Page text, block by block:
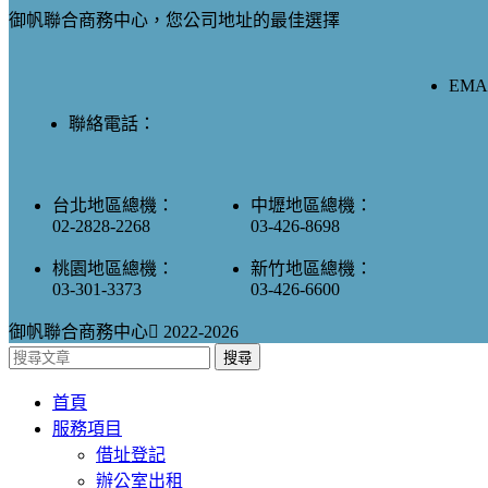
御帆聯合商務中心，您公司地址的最佳選擇
聯絡電話：
台北地區總機：
02-2828-2268
桃園地區總機：
03-301-3373
中壢地區總機：
03-426-8698
新竹地區總機：
03-426-6600
御帆聯合商務中心 2022-2026
搜尋
首頁
服務項目
借址登記
辦公室出租